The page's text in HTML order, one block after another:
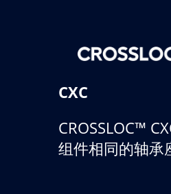
CXC
CROSSLOC™
组件相同的轴承